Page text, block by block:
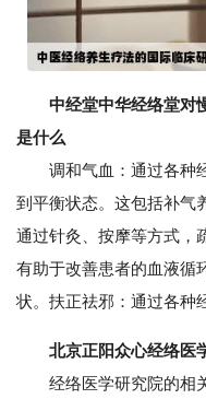
中经堂中华经络堂对
是什么
调和气血：通过各种经
到平衡状态。这包括补气
通过针灸、按摩等方式，
有助于改善患者的血液循
状。扶正祛邪：通过各种
北京正阳众心经络医
经络医学研究院的相关